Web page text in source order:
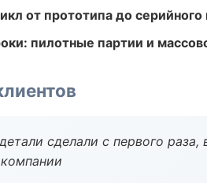
от прототипа до серийного
пилотные партии и
сделали с первого